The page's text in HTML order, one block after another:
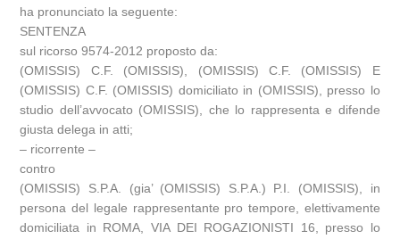
ha pronunciato la seguente:
SENTENZA
sul ricorso 9574-2012 proposto da:
(OMISSIS) C.F. (OMISSIS), (OMISSIS) C.F. (OMISSIS) E
(OMISSIS) C.F. (OMISSIS) domiciliato in (OMISSIS), presso lo
studio dell’avvocato (OMISSIS), che lo rappresenta e difende
giusta delega in atti;
– ricorrente –
contro
(OMISSIS) S.P.A. (gia’ (OMISSIS) S.P.A.) P.I. (OMISSIS), in
persona del legale rappresentante pro tempore, elettivamente
domiciliata in ROMA, VIA DEI ROGAZIONISTI 16, presso lo